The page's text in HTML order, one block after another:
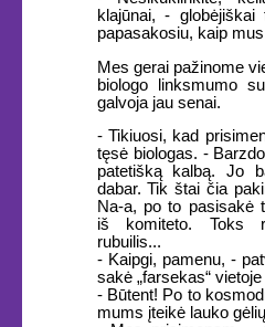
klajūnai, -
papasakosiu, kaip
Mes gerai pažinome
biologo linksmumo
galvoja jau senai.
- Tikiuosi, kad
tęsė biologas. -
patetišką kalbą. Jo
dabar. Tik štai čia
Na-a, po to pasisakė
iš komiteto. Toks
rubuilis...
- Kaipgi, pamenu, -
sakė „farsekas“ vietoje
- Būtent! Po to
mums įteikė lauko